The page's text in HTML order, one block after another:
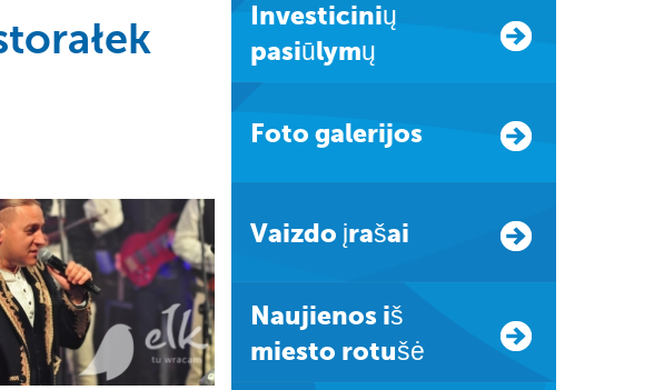
Investicinių
pasiūlymų
Foto galerijos
Vaizdo įrašai
Naujienos iš
miesto rotušė